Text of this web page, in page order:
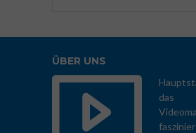
ÜBER UNS